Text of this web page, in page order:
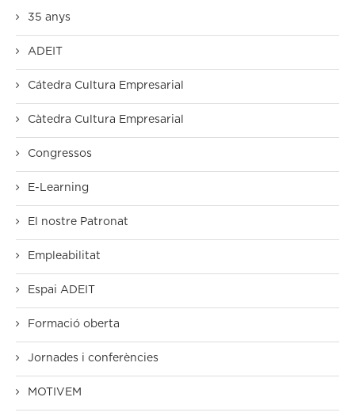
35 anys
ADEIT
Cátedra Cultura Empresarial
Càtedra Cultura Empresarial
Congressos
E-Learning
El nostre Patronat
Empleabilitat
Espai ADEIT
Formació oberta
Jornades i conferències
MOTIVEM